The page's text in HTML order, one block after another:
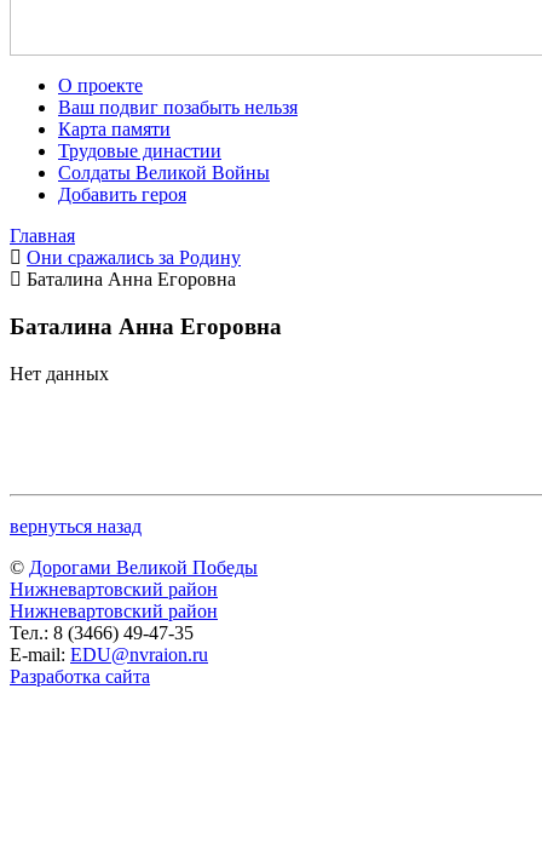
О проекте
Ваш подвиг позабыть нельзя
Карта памяти
Трудовые династии
Солдаты Великой Войны
Добавить героя
Главная
Они сражались за Родину
Баталина Анна Егоровна
Баталина Анна Егоровна
Нет данных
вернуться назад
© Дорогами Великой Победы
Нижневартовский район
Нижневартовский район
Тел.: 8 (3466) 49-47-35
E-mail: EDU@nvraion.ru
Разработка сайта